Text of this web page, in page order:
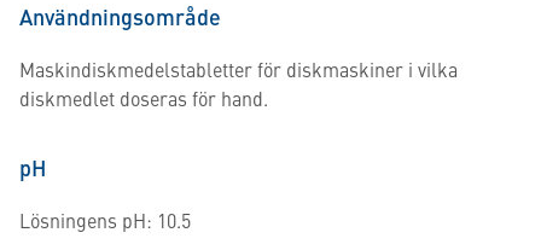
Användningsområde
Maskindiskmedelstabletter för diskmaskiner i vilka
diskmedlet doseras för hand.
pH
Lösningens pH: 10.5